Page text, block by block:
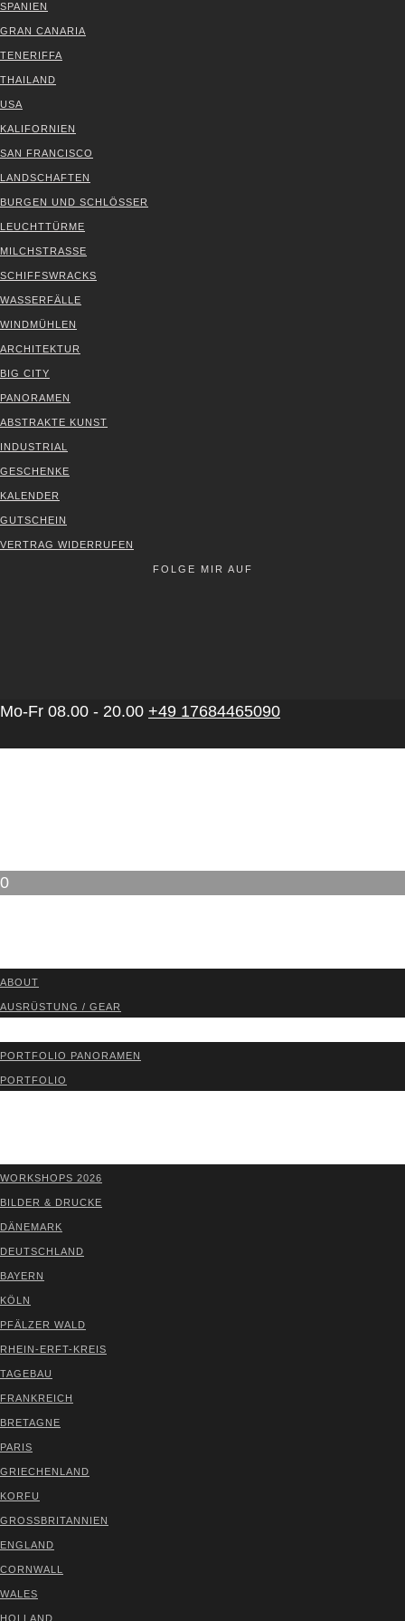
SPA­NI­EN
GRAN CANA­RIA
TENE­RIF­FA
THAI­LAND
USA
KALI­FOR­NI­EN
SAN FRAN­CIS­CO
LAND­SCHAF­TEN
BUR­GEN UND SCHLÖS­SER
LEUCHT­TÜR­ME
MILCH­STRAS­SE
SCHIFFS­WRACKS
WAS­SER­FÄL­LE
WIND­MÜH­LEN
ARCHI­TEK­TUR
BIG CITY
PAN­ORA­MEN
ABS­TRAK­TE KUNST
INDUS­TRI­AL
GESCHEN­KE
KALEN­DER
GUT­SCHEIN
VER­TRAG WIDER­RU­FEN
FOLGE MIR AUF
Mo-Fr 08.00 - 20.00 +49 17684465090
0
ABOUT
AUS­RÜS­TUNG / GEAR
PORT­FO­LIO PAN­ORA­MEN
PORT­FO­LIO
WORK­SHOPS 2026
BIL­DER & DRU­CKE
DÄNE­MARK
DEUTSCH­LAND
BAY­ERN
KÖLN
PFÄL­ZER WALD
RHEIN-ERFT-KREIS
TAGE­BAU
FRANK­REICH
BRE­TA­GNE
PARIS
GRIE­CHEN­LAND
KOR­FU
GROSS­BRI­TAN­NI­EN
ENG­LAND
CORN­WALL
WALES
HOL­LAND